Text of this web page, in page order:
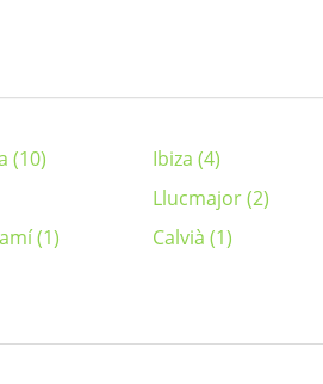
(10) Ibiza (4)
Llucmajor (2)
(1)
Calvià (1)